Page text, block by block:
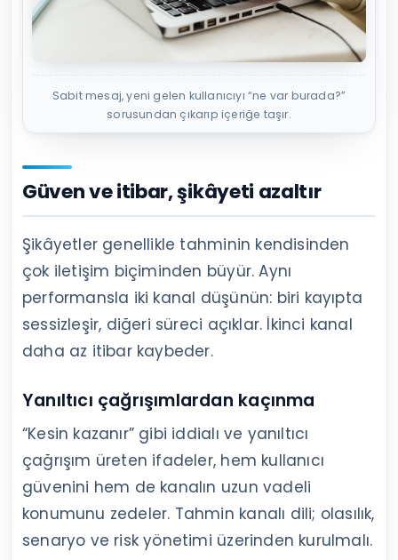
Sabit mesaj, yeni gelen kullanıcıyı “ne var burada?”
sorusundan çıkarıp içeriğe taşır.
Güven ve itibar, şikâyeti azaltır
Şikâyetler genellikle tahminin kendisinden
çok iletişim biçiminden büyür. Aynı
performansla iki kanal düşünün: biri kayıpta
sessizleşir, diğeri süreci açıklar. İkinci kanal
daha az itibar kaybeder.
Yanıltıcı çağrışımlardan kaçınma
“Kesin kazanır” gibi iddialı ve yanıltıcı
çağrışım üreten ifadeler, hem kullanıcı
güvenini hem de kanalın uzun vadeli
konumunu zedeler. Tahmin kanalı dili; olasılık,
senaryo ve risk yönetimi üzerinden kurulmalı.